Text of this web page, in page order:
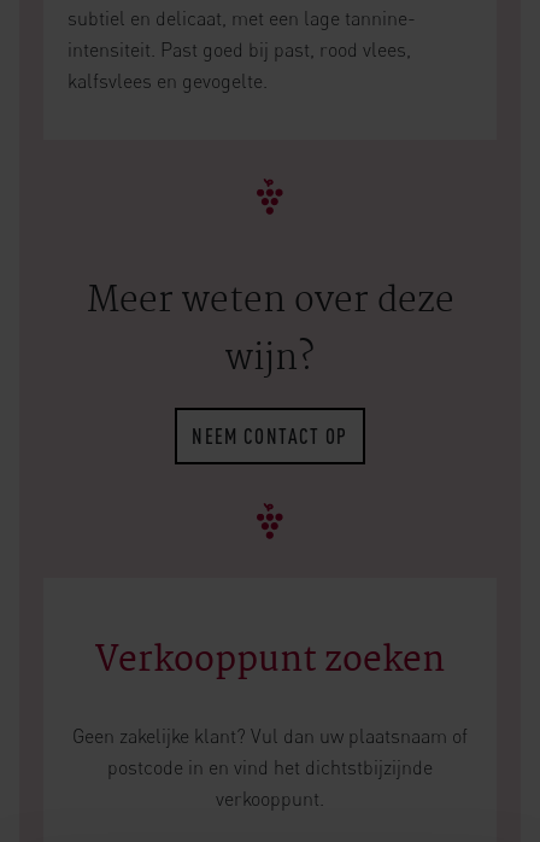
subtiel en delicaat, met een lage tannine-
intensiteit. Past goed bij past, rood vlees,
kalfsvlees en gevogelte.
Meer weten over deze
wijn?
NEEM CONTACT OP
Verkooppunt zoeken
Geen zakelijke klant? Vul dan uw plaatsnaam of
postcode in en vind het dichtstbijzijnde
verkooppunt.